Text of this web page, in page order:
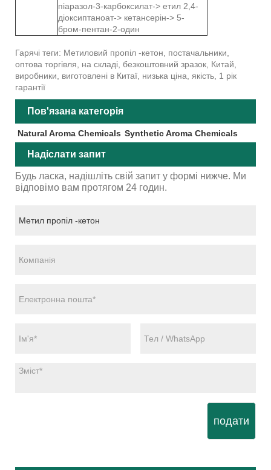
піаразол-3-карбоксилат-> етил 2,4-
діоксиптаноат-> кетансерін-> 5-
бром-пентан-2-один
Гарячі теги: Метиловий пропіл -кетон, постачальники,
оптова торгівля, на складі, безкоштовний зразок, Китай,
виробники, виготовлені в Китаї, низька ціна, якість, 1 рік
гарантії
Пов'язана категорія
Natural Aroma Chemicals Synthetic Aroma Chemicals
Надіслати запит
Будь ласка, надішліть свій запит у формі нижче. Ми
відповімо вам протягом 24 годин.
подати